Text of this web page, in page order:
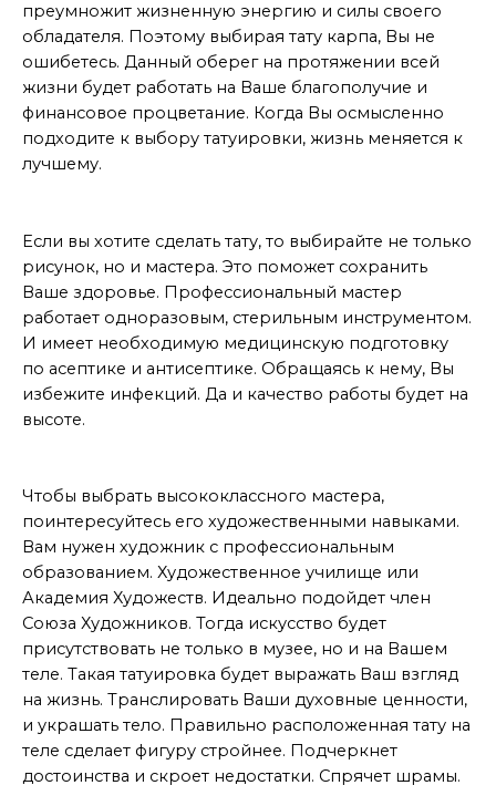
преумножит жизненную энергию и силы своего
обладателя. Поэтому выбирая тату карпа, Вы не
ошибетесь. Данный оберег на протяжении всей
жизни будет работать на Ваше благополучие и
финансовое процветание. Когда Вы осмысленно
подходите к выбору татуировки, жизнь меняется к
лучшему.
Если вы хотите сделать тату, то выбирайте не только
рисунок, но и мастера. Это поможет сохранить
Ваше здоровье. Профессиональный мастер
работает одноразовым, стерильным инструментом.
И имеет необходимую медицинскую подготовку
по асептике и антисептике. Обращаясь к нему, Вы
избежите инфекций. Да и качество работы будет на
высоте.
Чтобы выбрать высококлассного мастера,
поинтересуйтесь его художественными навыками.
Вам нужен художник с профессиональным
образованием. Художественное училище или
Академия Художеств. Идеально подойдет член
Союза Художников. Тогда искусство будет
присутствовать не только в музее, но и на Вашем
теле. Такая татуировка будет выражать Ваш взгляд
на жизнь. Транслировать Ваши духовные ценности,
и украшать тело. Правильно расположенная тату на
теле сделает фигуру стройнее. Подчеркнет
достоинства и скроет недостатки. Спрячет шрамы.